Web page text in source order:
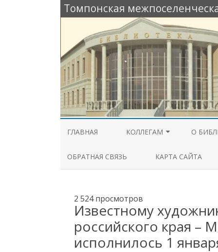
Томпонская
ГЛАВНАЯ КОЛЛЕГАМ
РАБОЧИЙ СТОЛ
ПОЛЕЗНЫЕ ССЫЛКИ
МОДЕЛЬНЫЙ СТАНДАРТ
О
ОБЩАЯ
ОБРАТНАЯ СВЯЗЬ КАРТА САЙТА
2 524 просмотров
Известному
российского края –
исполнилось 1